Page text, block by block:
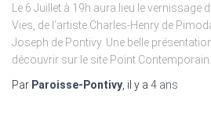
Le 6 Juillet à 19h aura lieu le vernissage
Vies, de l’artiste Charles-Henry de
Joseph de Pontivy. Une belle
découvrir sur le site Point Contemporain.
Par Paroisse-Pontivy , il y a 4 ans